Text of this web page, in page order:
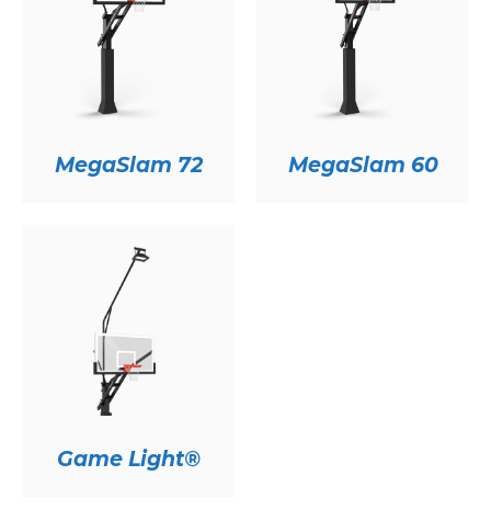
MegaSlam 72 MegaSlam 60
Game Light®